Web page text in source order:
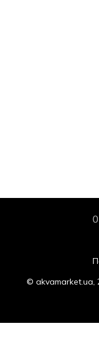
© akvamarket.ua,